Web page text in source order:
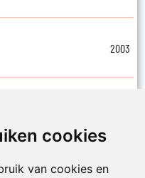
cookies
van cookies en
2003